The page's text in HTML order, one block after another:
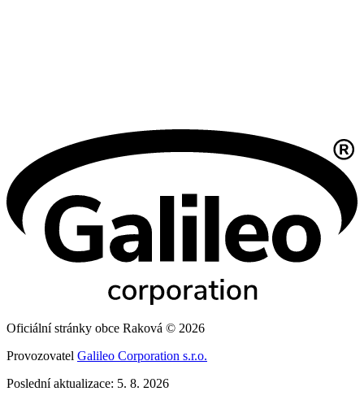
Oficiální stránky obce Raková © 2026
Provozovatel Galileo Corporation s.r.o.
Poslední aktualizace: 5. 8. 2026